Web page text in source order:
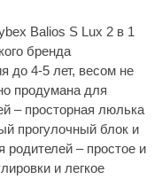
Balios S Lux 2 в 1
бренда
до 4-5 лет, весом не
продумана для
– просторная люлька
прогулочный блок и
– простое и
и легкое